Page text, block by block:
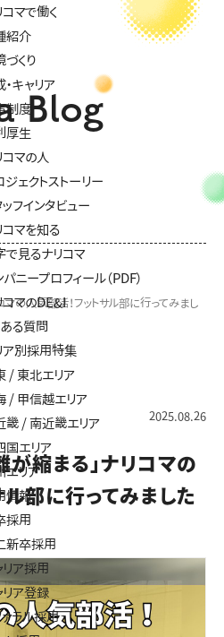
コマで働く
紹介
づくり
・キャリア
制度
厚生
コマの人
ジェクトストーリー
ッフインタビュー
コマを知る
で見るナリコマ
パニープロフィール（PDF）
コマのDE&I
ある質問
ア別採用特集
/ 東北エリア
/ 甲信越エリア
畿 / 南近畿エリア
国エリア
エリア
情報
採用
新卒採用
リア採用
リア登録
ァラル採用
Blog
マの人気部活！フットサル部に行ってみまし
2025.08.26
が縮まる」ナリコマの
ル部に行ってみました